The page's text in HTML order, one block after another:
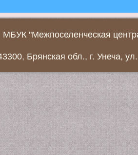
МБУК "Межпоселенческая
Брянская обл., г. Унеча,